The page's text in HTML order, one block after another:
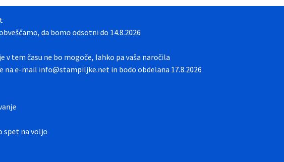
da bomo odsotni do 14.8.2026
v tem času ne bo mogoče, lahko pa vaša naročila
na e-mail info@stampiljke.net in bodo obdelana 17.8.2026
spet na voljo